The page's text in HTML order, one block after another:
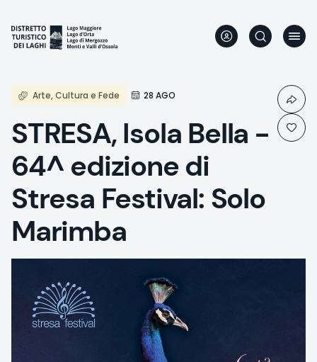
main
content
Arte, Cultura e Fede 28 AGO
STRESA, Isola Bella -
64^ edizione di
Stresa Festival: Solo
Marimba